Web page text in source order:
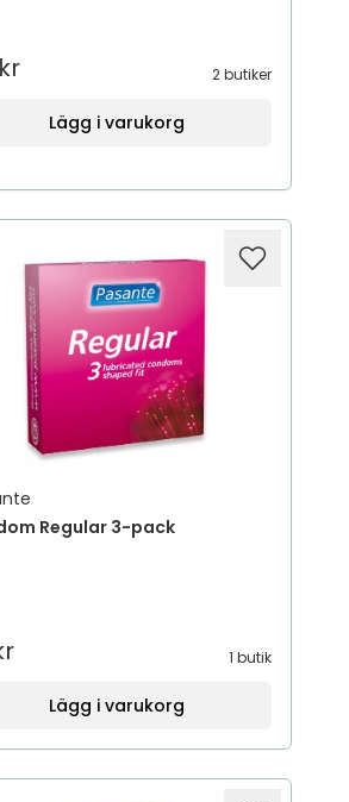
2 butiker
Lägg i varukorg
Regular 3-pack
1 butik
Lägg i varukorg